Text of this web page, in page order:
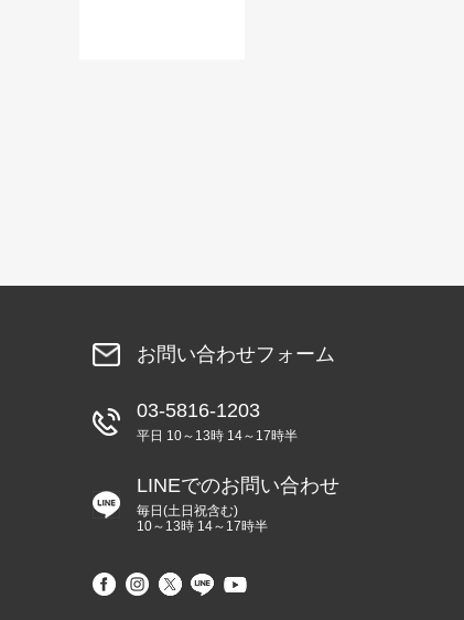
お問い合わせフォーム
03-5816-1203
平日 10～13時 14～17時半
LINEでのお問い合わせ
毎日(土日祝含む)
10～13時 14～17時半